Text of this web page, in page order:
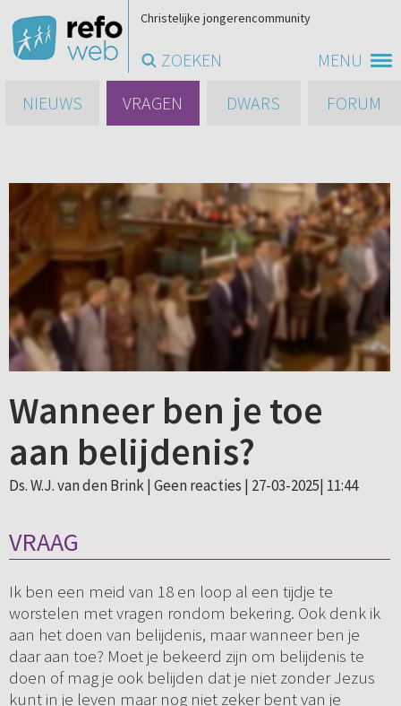
MENU
Christelijke jongerencommunity
ZOEKEN
NIEUWS
VRAGEN DWARS FORUM
Wanneer ben je toe
aan belijdenis?
Ds. W.J. van den Brink | Geen reacties | 27-03-2025| 11:44
VRAAG
Ik ben een meid van 18 en loop al een tijdje te
worstelen met vragen rondom bekering. Ook denk ik
aan het doen van belijdenis, maar wanneer ben je
daar aan toe? Moet je bekeerd zijn om belijdenis te
doen of mag je ook belijden dat je niet zonder Jezus
kunt in je leven maar nog niet zeker bent van je